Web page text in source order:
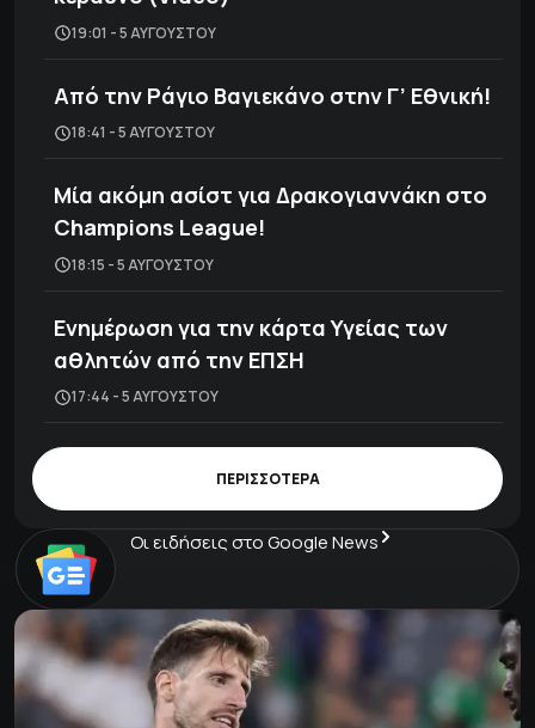
19:01 - 5 ΑΥΓΟΎΣΤΟΥ
Από την Ράγιο Βαγιεκάνο στην Γ’ Εθνική!
18:41 - 5 ΑΥΓΟΎΣΤΟΥ
Μία ακόμη ασίστ για Δρακογιαννάκη στο
Champions League!
18:15 - 5 ΑΥΓΟΎΣΤΟΥ
Ενημέρωση για την κάρτα Υγείας των
αθλητών από την ΕΠΣΗ
17:44 - 5 ΑΥΓΟΎΣΤΟΥ
ΠΕΡΙΣΣΟΤΕΡΑ
Οι ειδήσεις στο Google News